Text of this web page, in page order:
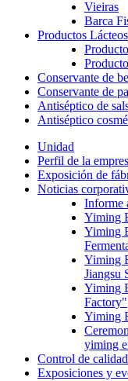
Vieiras
Barca
Productos Lácteos
Conservante de
Conservante de
Antiséptico de
Antiséptico
Unidad
Perfil de la
Exposición de
Noticias
Informe
Yiming
Yiming
Yiming
Jiangsu
Yiming
Factory"
Yiming
yiming
Control de calidad
Exposiciones y